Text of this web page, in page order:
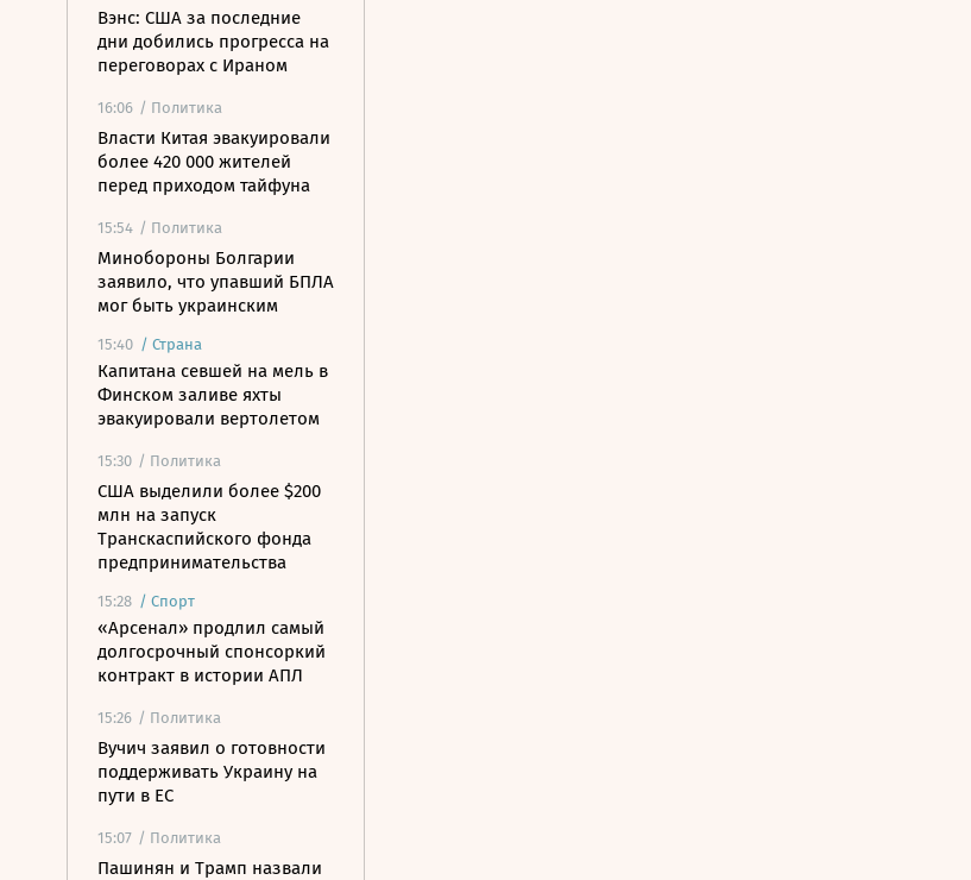
Вэнс: США за последние
дни добились прогресса на
переговорах с Ираном
16:06 / Политика
Власти Китая эвакуировали
более 420 000 жителей
перед приходом тайфуна
15:54 / Политика
Минобороны Болгарии
заявило, что упавший БПЛА
мог быть украинским
15:40 / Страна
Капитана севшей на мель в
Финском заливе яхты
эвакуировали вертолетом
15:30 / Политика
США выделили более $200
млн на запуск
Транскаспийского фонда
предпринимательства
15:28 / Спорт
«Арсенал» продлил самый
долгосрочный спонсоркий
контракт в истории АПЛ
15:26 / Политика
Вучич заявил о готовности
поддерживать Украину на
пути в ЕС
15:07 / Политика
Пашинян и Трамп назвали